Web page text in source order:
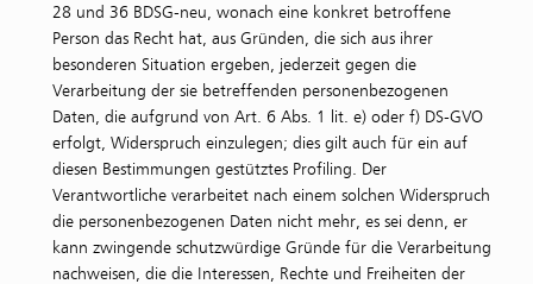
28 und 36 BDSG-neu, wonach eine konkret betroffene
Person das Recht hat, aus Gründen, die sich aus ihrer
besonderen Situation ergeben, jederzeit gegen die
Verarbeitung der sie betreffenden personenbezogenen
Daten, die aufgrund von Art. 6 Abs. 1 lit. e) oder f) DS-GVO
erfolgt, Widerspruch einzulegen; dies gilt auch für ein auf
diesen Bestimmungen gestütztes Profiling. Der
Verantwortliche verarbeitet nach einem solchen Widerspruch
die personenbezogenen Daten nicht mehr, es sei denn, er
kann zwingende schutzwürdige Gründe für die Verarbeitung
nachweisen, die die Interessen, Rechte und Freiheiten der